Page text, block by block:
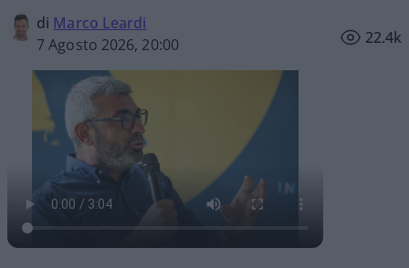
di Marco Leardi
7 Agosto 2026, 20:00
22.4k